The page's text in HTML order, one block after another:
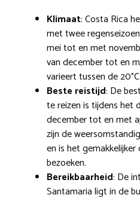
Klimaat: Costa Rica
met twee
mei tot en met
van december tot en
varieert tussen de
Beste reistijd: De
te reizen is tijdens het
december tot en met
zijn de
en is het
bezoeken.
Bereikbaarheid: De
Santamaria ligt in de